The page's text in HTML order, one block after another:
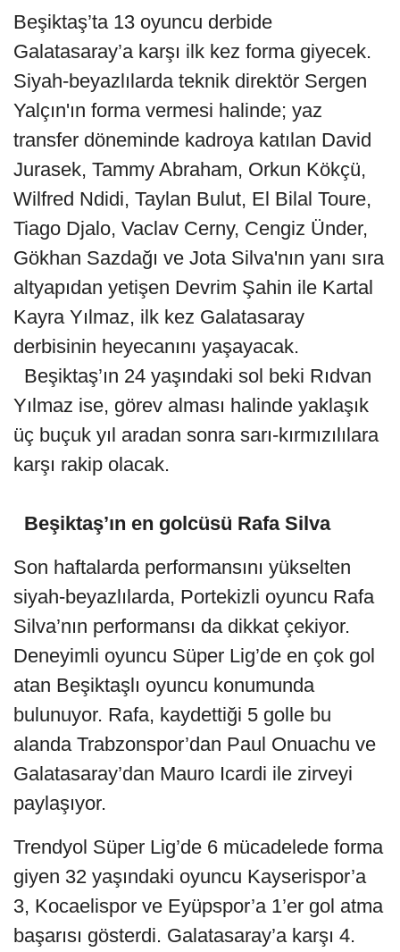
Beşiktaş’ta 13 oyuncu derbide
Galatasaray’a karşı ilk kez forma giyecek.
Siyah-beyazlılarda teknik direktör Sergen
Yalçın'ın forma vermesi halinde; yaz
transfer döneminde kadroya katılan David
Jurasek, Tammy Abraham, Orkun Kökçü,
Wilfred Ndidi, Taylan Bulut, El Bilal Toure,
Tiago Djalo, Vaclav Cerny, Cengiz Ünder,
Gökhan Sazdağı ve Jota Silva'nın yanı sıra
altyapıdan yetişen Devrim Şahin ile Kartal
Kayra Yılmaz, ilk kez Galatasaray
derbisinin heyecanını yaşayacak.
Beşiktaş’ın 24 yaşındaki sol beki Rıdvan
Yılmaz ise, görev alması halinde yaklaşık
üç buçuk yıl aradan sonra sarı-kırmızılılara
karşı rakip olacak.
Beşiktaş’ın en golcüsü Rafa Silva
Son haftalarda performansını yükselten
siyah-beyazlılarda, Portekizli oyuncu Rafa
Silva’nın performansı da dikkat çekiyor.
Deneyimli oyuncu Süper Lig’de en çok gol
atan Beşiktaşlı oyuncu konumunda
bulunuyor. Rafa, kaydettiği 5 golle bu
alanda Trabzonspor’dan Paul Onuachu ve
Galatasaray’dan Mauro Icardi ile zirveyi
paylaşıyor.
Trendyol Süper Lig’de 6 mücadelede forma
giyen 32 yaşındaki oyuncu Kayserispor’a
3, Kocaelispor ve Eyüpspor’a 1’er gol atma
başarısı gösterdi. Galatasaray’a karşı 4.